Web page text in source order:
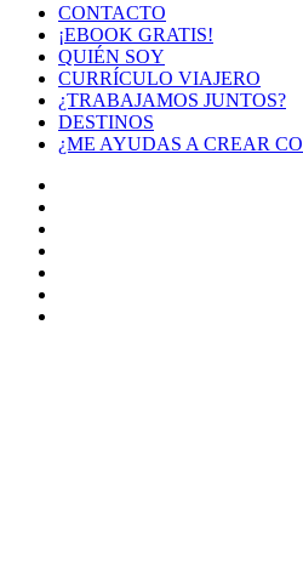
CONTACTO
¡EBOOK GRATIS!
QUIÉN SOY
CURRÍCULO VIAJERO
¿TRABAJAMOS JUNTOS?
DESTINOS
¿ME AYUDAS A CREAR